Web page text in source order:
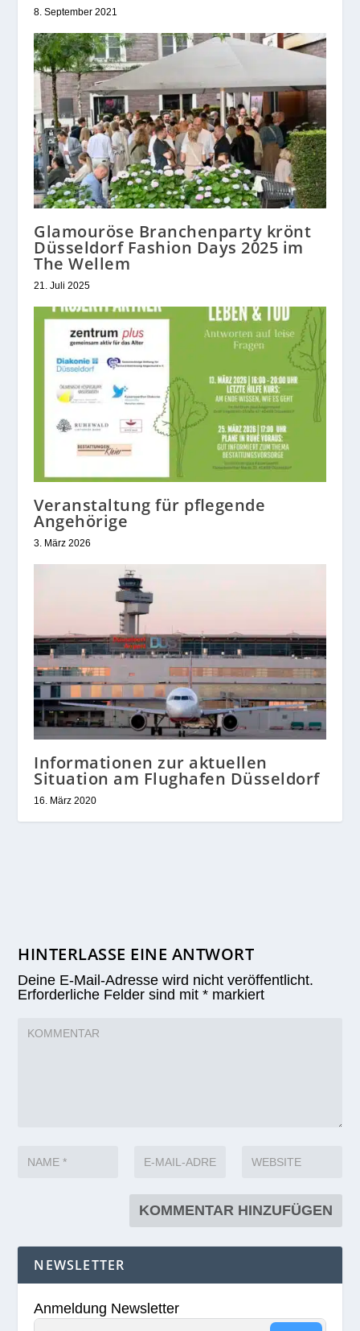
8. September 2021
Glamouröse Branchenparty krönt
Düsseldorf Fashion Days 2025 im
The Wellem
21. Juli 2025
Veranstaltung für pflegende
Angehörige
3. März 2026
Informationen zur aktuellen
Situation am Flughafen Düsseldorf
16. März 2020
HINTERLASSE EINE ANTWORT
Deine E-Mail-Adresse wird nicht veröffentlicht.
Erforderliche Felder sind mit* markiert
NEWSLETTER
Anmeldung Newsletter